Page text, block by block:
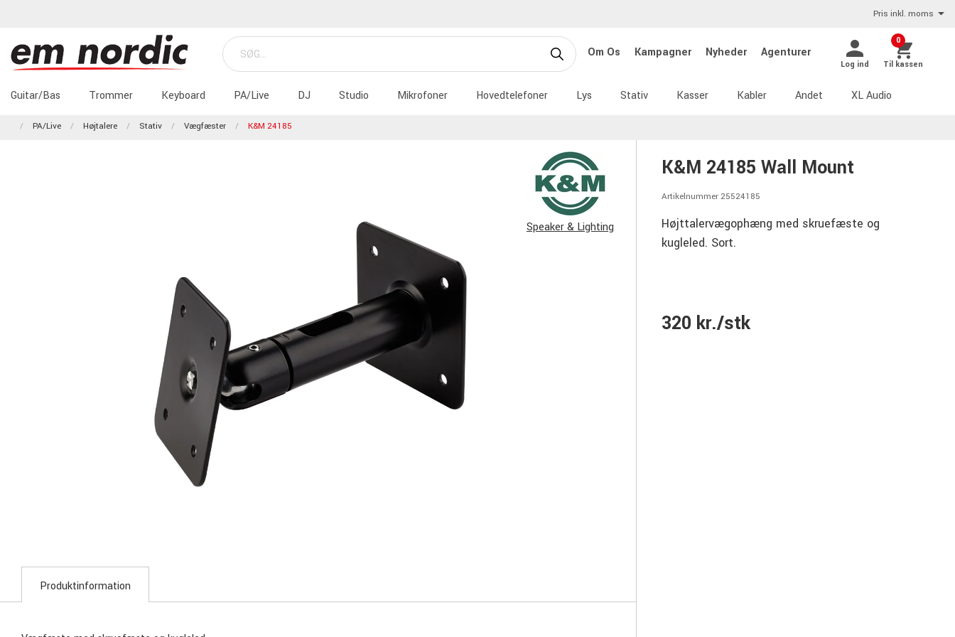
Pris inkl. moms
Om Os Kampagner Nyheder Agenturer
Log ind
0
Til kassen
Guitar/Bas Trommer Keyboard PA/Live DJ Studio Mikrofoner Hovedtelefoner Lys Stativ Kasser Kabler Andet XL Audio
PA/Live Højtalere Stativ Vægfæster K&M 24185
Speaker & Lighting
K&M 24185 Wall Mount
Artikelnummer 25524185
Højttalervægophæng med skruefæste og
kugleled. Sort.
320 kr./stk
Produktinformation